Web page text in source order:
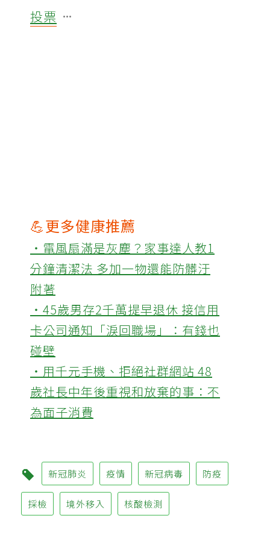
投票
💪更多健康推薦
‧電風扇滿是灰塵？家事達人教1
分鐘清潔法 多加一物還能防髒汙
附著
‧45歲男存2千萬提早退休 接信用
卡公司通知「淚回職場」：有錢也
碰壁
‧用千元手機、拒絕社群網站 48
歲社長中年後重視和放棄的事：不
為面子消費
新冠肺炎 疫情 新冠病毒 防疫
採檢 境外移入 核酸檢測